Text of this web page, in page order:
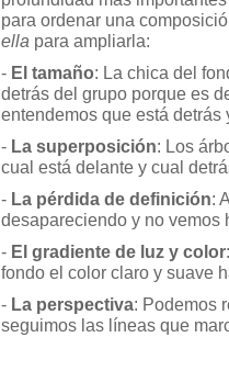
para ordenar una
ella para ampliarla:
- El tamaño: La chica del
detrás del grupo porque es
entendemos que está
- La superposición: Los
cual está delante y cual
- La pérdida de definición:
desapareciendo y no vemos
- El gradiente de luz y color
fondo el color claro y suave
- La perspectiva: Podemos
seguimos las líneas que